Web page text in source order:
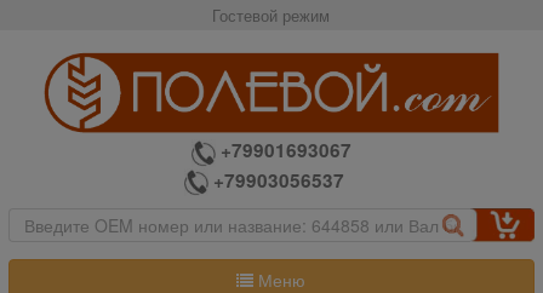
Гостевой режим
+79901693067
+79903056537
Меню